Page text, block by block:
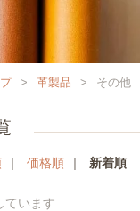
> 革製品 > その他
｜ 価格順 ｜ 新着順
ています